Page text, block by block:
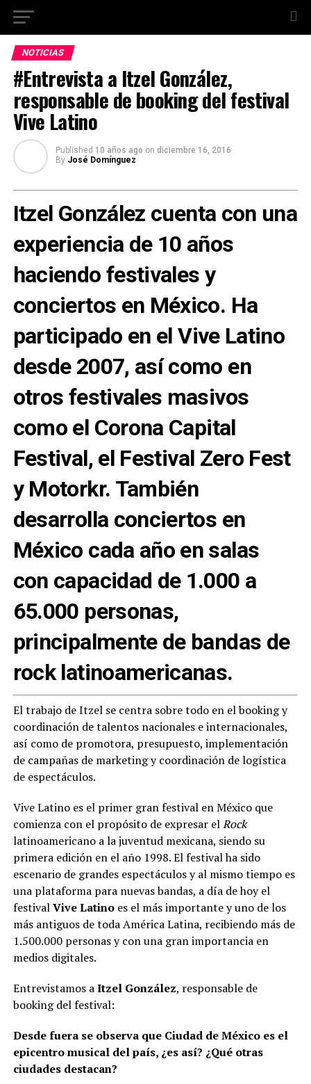
NOTICIAS
#Entrevista a Itzel González,
responsable de booking del festival
Vive Latino
Published 10 años ago on diciembre 16, 2016
By José Domínguez
Itzel González cuenta con una
experiencia de 10 años
haciendo festivales y
conciertos en México. Ha
participado en elVive Latino
desde 2007, así como en
otros festivales masivos
como el Corona Capital
Festival, el Festival Zero Fest
y Motorkr. También
desarrolla conciertos en
México cada año en salas
con capacidad de 1.000 a
65.000 personas,
principalmente de bandas de
rock latinoamericanas.
El trabajo de Itzel se centra sobre todo en el booking y
coordinación de talentos nacionales e internacionales,
así como de promotora, presupuesto, implementación
de campañas de marketing y coordinación de logística
de espectáculos.
Vive Latino es el primer gran festival en México que
comienza con el propósito de expresar elRock
latinoamericano a la juventud mexicana, siendo su
primera edición en el año 1998. El festival ha sido
escenario de grandes espectáculos y al mismo tiempo es
una plataforma para nuevas bandas, a día de hoy el
festivalVive Latinoes el más importante y uno de los
más antiguos de toda América Latina, recibiendo más de
1.500.000 personas y con una gran importancia en
medios digitales.
Entrevistamos aItzel González, responsable de
booking del festival:
Desde fuera se observa que Ciudad de México es el
epicentro musical del país, ¿es así? ¿Qué otras
ciudades destacan?